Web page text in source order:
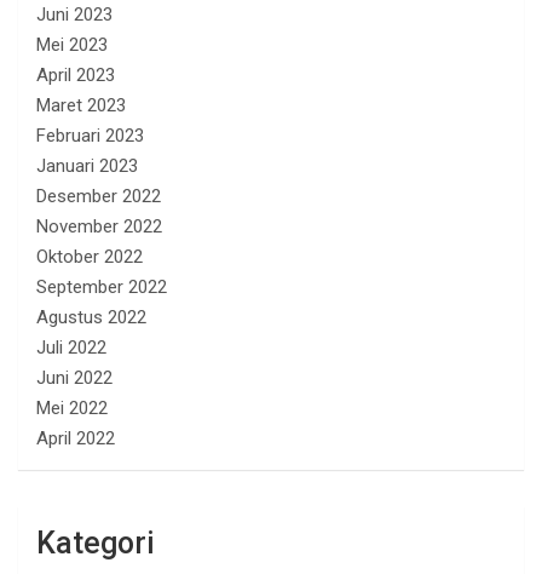
Juni 2023
Mei 2023
April 2023
Maret 2023
Februari 2023
Januari 2023
Desember 2022
November 2022
Oktober 2022
September 2022
Agustus 2022
Juli 2022
Juni 2022
Mei 2022
April 2022
Kategori